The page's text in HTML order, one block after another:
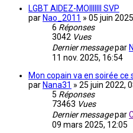
LGBT AIDEZ-MOIIIIIII SVP
par Nao_2011 » 05 juin
6 Réponses
3042 Vues
Dernier messagepar
11 nov. 2025, 16:54
Mon copain va en soirée ce
par Nana31 » 25 juin 2022,
5 Réponses
73463 Vues
Dernier messagepar
09 mars 2025, 12:05